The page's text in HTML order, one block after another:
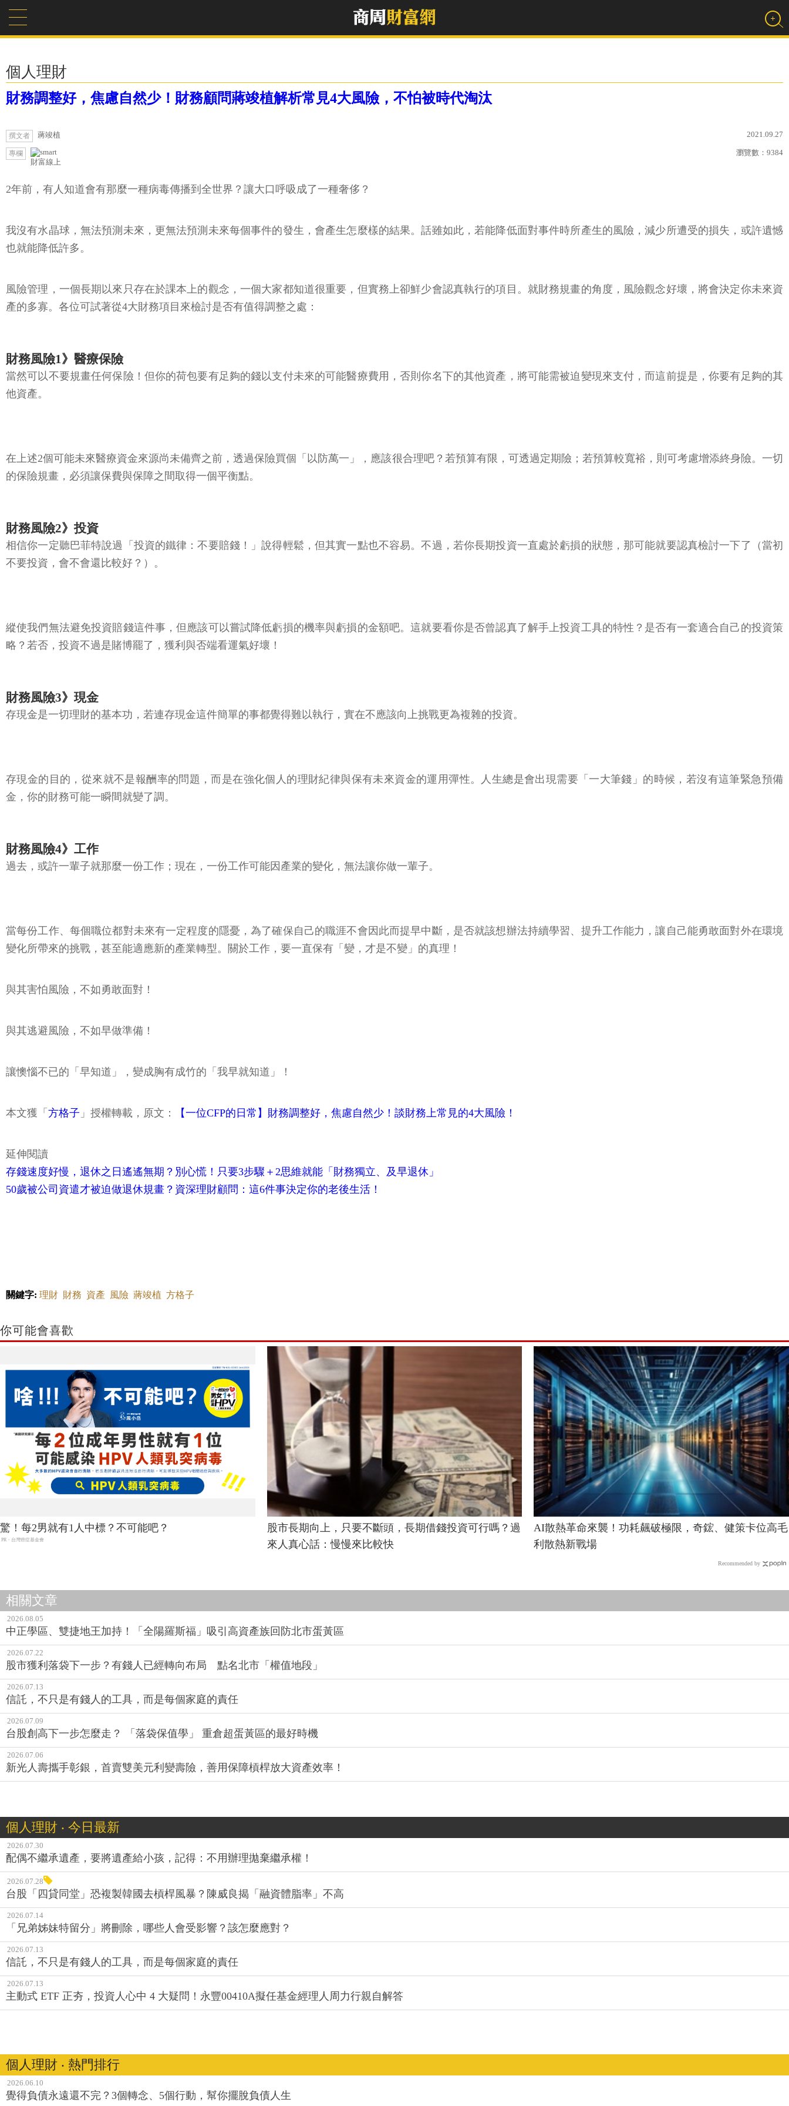
個人理財
財務調整好，焦慮自然少！財務顧問蔣竣植解析常見4大風險，不怕被時代淘汰
撰文者 蔣竣植 2021.09.27
專欄
財富線上
瀏覽數： 9384
2年前，有人知道會有那麼一種病毒傳播到全世界？讓大口呼吸成了一種奢侈？
我沒有水晶球，無法預測未來，更無法預測未來每個事件的發生，會產生怎麼樣的結果。話雖如此，若能降低面對事件時所產生的風險，減少所遭受的損失，或許遺憾
也就能降低許多。
風險管理，一個長期以來只存在於課本上的觀念，一個大家都知道很重要，但實務上卻鮮少會認真執行的項目。就財務規畫的角度，風險觀念好壞，將會決定你未來資
產的多寡。各位可試著從4大財務項目來檢討是否有值得調整之處：
財務風險1》醫療保險
當然可以不要規畫任何保險！但你的荷包要有足夠的錢以支付未來的可能醫療費用，否則你名下的其他資產，將可能需被迫變現來支付，而這前提是，你要有足夠的其
他資產。
在上述2個可能未來醫療資金來源尚未備齊之前，透過保險買個「以防萬一」，應該很合理吧？若預算有限，可透過定期險；若預算較寬裕，則可考慮增添終身險。一切
的保險規畫，必須讓保費與保障之間取得一個平衡點。
財務風險2》投資
相信你一定聽巴菲特說過「投資的鐵律：不要賠錢！」說得輕鬆，但其實一點也不容易。不過，若你長期投資一直處於虧損的狀態，那可能就要認真檢討一下了（當初
不要投資，會不會還比較好？）。
縱使我們無法避免投資賠錢這件事，但應該可以嘗試降低虧損的機率與虧損的金額吧。這就要看你是否曾認真了解手上投資工具的特性？是否有一套適合自己的投資策
略？若否，投資不過是賭博罷了，獲利與否端看運氣好壞！
財務風險3》現金
存現金是一切理財的基本功，若連存現金這件簡單的事都覺得難以執行，實在不應該向上挑戰更為複雜的投資。
存現金的目的，從來就不是報酬率的問題，而是在強化個人的理財紀律與保有未來資金的運用彈性。人生總是會出現需要「一大筆錢」的時候，若沒有這筆緊急預備
金，你的財務可能一瞬間就變了調。
財務風險4》工作
過去，或許一輩子就那麼一份工作；現在，一份工作可能因產業的變化，無法讓你做一輩子。
當每份工作、每個職位都對未來有一定程度的隱憂，為了確保自己的職涯不會因此而提早中斷，是否就該想辦法持續學習、提升工作能力，讓自己能勇敢面對外在環境
變化所帶來的挑戰，甚至能適應新的產業轉型。關於工作，要一直保有「變，才是不變」的真理！
與其害怕風險，不如勇敢面對！
與其逃避風險，不如早做準備！
讓懊惱不已的「早知道」，變成胸有成竹的「我早就知道」！
本文獲「 方格子 」授權轉載，原文： 【一位CFP的日常】財務調整好，焦慮自然少！談財務上常見的4大風險！
延伸閱讀
存錢速度好慢，退休之日遙遙無期？別心慌！只要3步驟＋2思維就能「財務獨立、及早退休」
50歲被公司資遣才被迫做退休規畫？資深理財顧問：這6件事決定你的老後生活！
關鍵字: 理財 財務 資產 風險 蔣竣植 方格子
你可能會喜歡
驚！每2男就有1人中標？不可能吧？
PR・台灣癌症基金會
股市長期向上，只要不斷頭，長期借錢投資可行嗎？過
來人真心話：慢慢來比較快
AI散熱革命來襲！功耗飆破極限，奇鋐、健策卡位高毛
利散熱新戰場
Recommended by
相關文章
2026.08.05
中正學區、雙捷地王加持！「全陽羅斯福」吸引高資產族回防北市蛋黃區
2026.07.22
股市獲利落袋下一步？有錢人已經轉向布局 點名北市「權值地段」
2026.07.13
信託，不只是有錢人的工具，而是每個家庭的責任
2026.07.09
台股創高下一步怎麼走？ 「落袋保值學」 重倉超蛋黃區的最好時機
2026.07.06
新光人壽攜手彰銀，首賣雙美元利變壽險，善用保障槓桿放大資產效率！
個人理財 ‧ 今日最新
2026.07.30
配偶不繼承遺產，要將遺產給小孩，記得：不用辦理拋棄繼承權！
2026.07.28
台股「四貸同堂」恐複製韓國去槓桿風暴？陳威良揭「融資體脂率」不高
2026.07.14
「兄弟姊妹特留分」將刪除，哪些人會受影響？該怎麼應對？
2026.07.13
信託，不只是有錢人的工具，而是每個家庭的責任
2026.07.13
主動式 ETF 正夯，投資人心中 4 大疑問！永豐00410A擬任基金經理人周力行親自解答
個人理財 ‧ 熱門排行
2026.06.10
覺得負債永遠還不完？3個轉念、5個行動，幫你擺脫負債人生